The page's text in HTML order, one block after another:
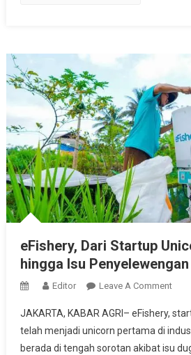
eFishery, Dari Startup
hingga Isu Penyelewengan
Editor Leave A CommentOn
Dari
JAKARTA, KABAR AGRI– eFishery,
telah menjadi unicorn pertama di
berada di tengah sorotan akibat isu